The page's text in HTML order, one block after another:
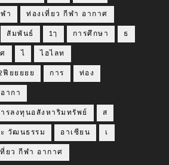
า ท่องเที่ยว กีฬา อากาศ
สัมพันธ์ 1ๅ การศึกษา ธ
ไ ไฮไลท
ฟียยยยย การ ท่อง
ากา
รลงทุนอสังหาริมทรัพย์ ส
วัฒนธรรม อาเซียน เ
ยว กีฬา อากาศ